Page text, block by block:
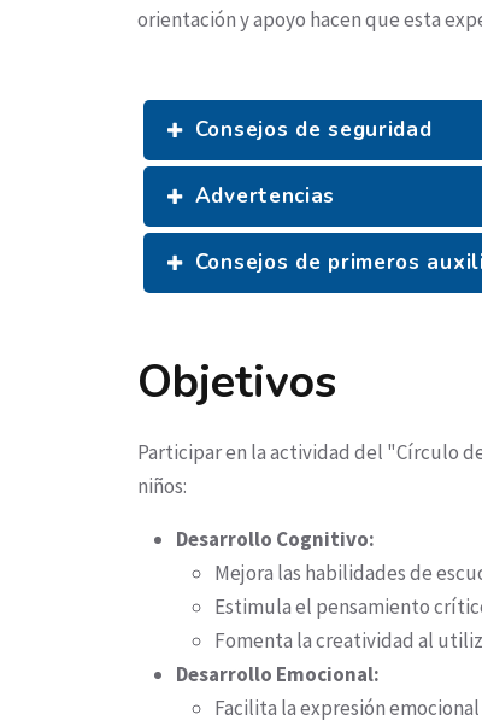
orientación y apoyo hacen que esta
Consejos de seguridad
Advertencias
Consejos de primeros
Objetivos
Participar en la actividad del "Círculo
niños:
Desarrollo Cognitivo:
Mejora las habilidades de
Estimula el pensamiento
Fomenta la creatividad al
Desarrollo Emocional:
Facilita la expresión